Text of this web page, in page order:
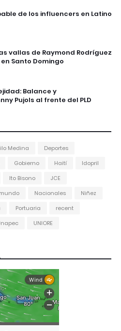
de los influencers en Latino
Las vallas de Raymond Rodríguez
Santo Domingo
Balance y
Pujols al frente del PLD
Medina
Deportes
Gobierno Haití
Idopril
Ito Bisono
JCE
mundo Nacionales
Niñez
Portuaria
recent
UNIORE